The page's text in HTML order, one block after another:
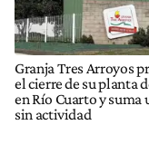
Granja Tres Arroyos
el cierre de su planta
en Río Cuarto y suma
sin actividad